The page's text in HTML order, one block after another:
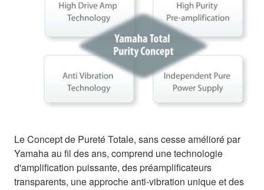
Le Concept de Pureté Totale, sans cesse amélioré par
Yamaha au fil des ans, comprend une technologie
d'amplification puissante, des préamplificateurs
transparents, une approche anti-vibration unique et des